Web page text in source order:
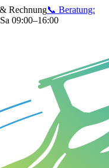
Rechnung📞 Beratung:
09:00–16:00